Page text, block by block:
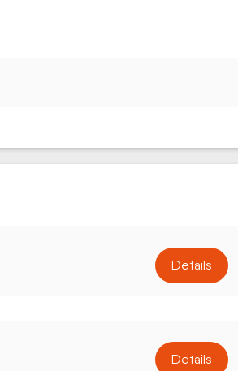
Details
Details